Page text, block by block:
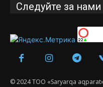
Следуйте за нами
© 2024 ТОО «Saryarqa